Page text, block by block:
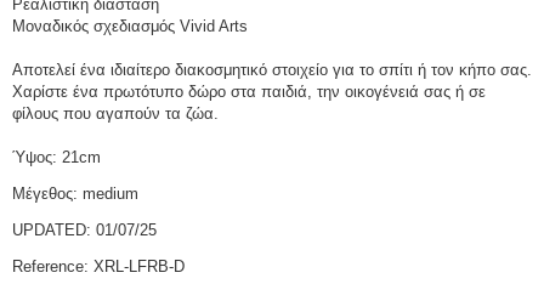
Ρεαλιστική διάσταση
Μοναδικός σχεδιασμός Vivid Arts
Αποτελεί ένα ιδιαίτερο διακοσμητικό στοιχείο για το σπίτι ή τον κήπο σας.
Χαρίστε ένα πρωτότυπο δώρο στα παιδιά, την οικογένειά σας ή σε
φίλους που αγαπούν τα ζώα.
Ύψος: 21cm
Μέγεθος: medium
UPDATED: 01/07/25
Reference: XRL-LFRB-D